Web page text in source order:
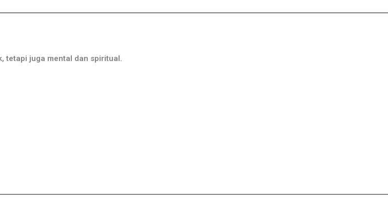
tetapi juga mental dan spiritual.